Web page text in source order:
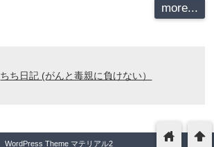
more...
ちち日記 (がんと毒親に負けない）
WordPress Theme マテリアル2 arrowup
home